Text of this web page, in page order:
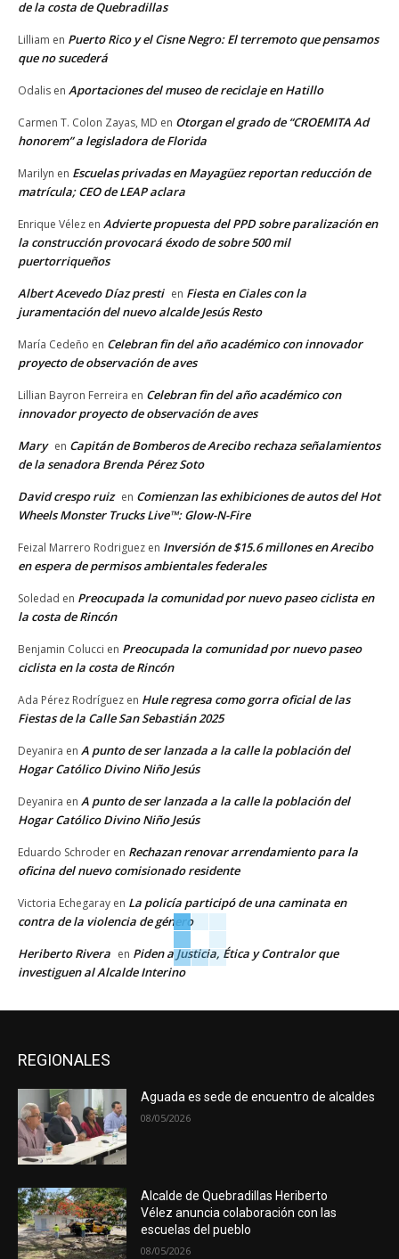
de la costa de Quebradillas
Lilliam en Puerto Rico y el Cisne Negro: El terremoto que pensamos
que no sucederá
Odalis en Aportaciones del museo de reciclaje en Hatillo
Carmen T. Colon Zayas, MD en Otorgan el grado de “CROEMITA Ad
honorem” a legisladora de Florida
Marilyn en Escuelas privadas en Mayagüez reportan reducción de
matrícula; CEO de LEAP aclara
Enrique Vélez en Advierte propuesta del PPD sobre paralización en
la construcción provocará éxodo de sobre 500 mil
puertorriqueños
Albert Acevedo Díaz presti en Fiesta en Ciales con la
juramentación del nuevo alcalde Jesús Resto
María Cedeño en Celebran fin del año académico con innovador
proyecto de observación de aves
Lillian Bayron Ferreira en Celebran fin del año académico con
innovador proyecto de observación de aves
Mary en Capitán de Bomberos de Arecibo rechaza señalamientos
de la senadora Brenda Pérez Soto
David crespo ruiz en Comienzan las exhibiciones de autos del Hot
Wheels Monster Trucks Live™: Glow-N-Fire
Feizal Marrero Rodriguez en Inversión de $15.6 millones en Arecibo
en espera de permisos ambientales federales
Soledad en Preocupada la comunidad por nuevo paseo ciclista en
la costa de Rincón
Benjamin Colucci en Preocupada la comunidad por nuevo paseo
ciclista en la costa de Rincón
Ada Pérez Rodríguez en Hule regresa como gorra oficial de las
Fiestas de la Calle San Sebastián 2025
Deyanira en A punto de ser lanzada a la calle la población del
Hogar Católico Divino Niño Jesús
Deyanira en A punto de ser lanzada a la calle la población del
Hogar Católico Divino Niño Jesús
Eduardo Schroder en Rechazan renovar arrendamiento para la
oficina del nuevo comisionado residente
Victoria Echegaray en La policía participó de una caminata en
contra de la violencia de género
Heriberto Rivera en Piden a Justicia, Ética y Contralor que
investiguen al Alcalde Interino
REGIONALES
Aguada es sede de encuentro de alcaldes
08/05/2026
Alcalde de Quebradillas Heriberto
Vélez anuncia colaboración con las
escuelas del pueblo
08/05/2026